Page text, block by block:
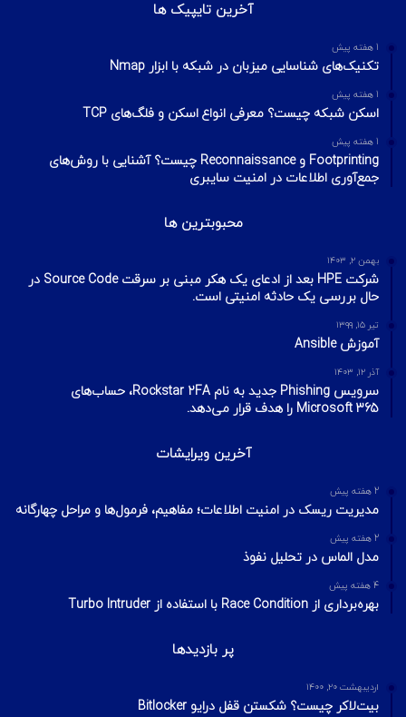
آخرین تایپیک ها
1 هفته پیش
تکنیک‌های شناسایی میزبان در شبکه با ابزار Nmap
1 هفته پیش
اسکن شبکه چیست؟ معرفی انواع اسکن و فلگ‌های TCP
1 هفته پیش
Footprinting و Reconnaissance چیست؟ آشنایی با روش‌های
جمع‌آوری اطلاعات در امنیت سایبری
محبوبترین ها
بهمن ۲, ۱۴۰۳
شرکت HPE بعد از ادعای یک هکر مبنی بر سرقت Source Code در
حال بررسی یک حادثه امنیتی است.
تیر ۱۵, ۱۳۹۹
آموزش Ansible
آذر ۱۲, ۱۴۰۳
سرویس Phishing جدید به نام Rockstar 2FA، حساب‌های
Microsoft 365 را هدف قرار می‌دهد.
آخرین ویرایشات
2 هفته پیش
مدیریت ریسک در امنیت اطلاعات؛ مفاهیم، فرمول‌ها و مراحل چهارگانه
2 هفته پیش
مدل الماس در تحلیل نفوذ
4 هفته پیش
بهره‌برداری از Race Condition با استفاده از Turbo Intruder
پر بازدیدها
اردیبهشت ۲۰, ۱۴۰۰
بیت‌لاکر چیست؟ شکستن قفل درایو Bitlocker